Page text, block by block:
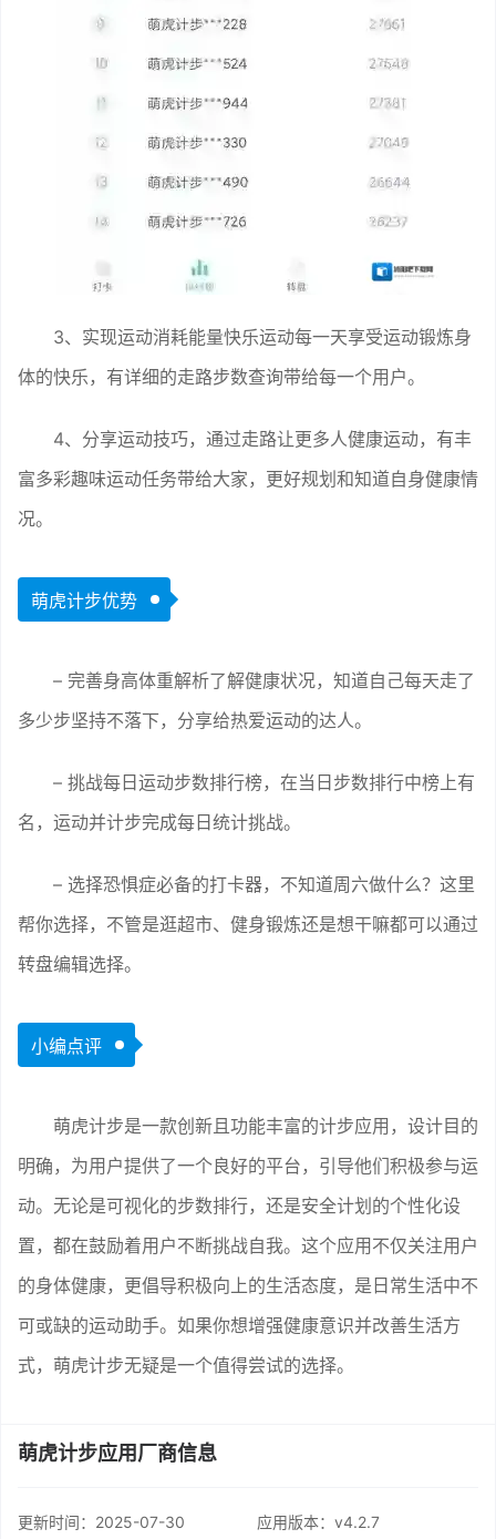
3、实现运动消耗能量快乐运动每一天享受运动锻炼身
体的快乐，有详细的走路步数查询带给每一个用户。
4、分享运动技巧，通过走路让更多人健康运动，有丰
富多彩趣味运动任务带给大家，更好规划和知道自身健康情
况。
萌虎计步优势
– 完善身高体重解析了解健康状况，知道自己每天走了
多少步坚持不落下，分享给热爱运动的达人。
– 挑战每日运动步数排行榜，在当日步数排行中榜上有
名，运动并计步完成每日统计挑战。
– 选择恐惧症必备的打卡器，不知道周六做什么？这里
帮你选择，不管是逛超市、健身锻炼还是想干嘛都可以通过
转盘编辑选择。
小编点评
萌虎计步是一款创新且功能丰富的计步应用，设计目的
明确，为用户提供了一个良好的平台，引导他们积极参与运
动。无论是可视化的步数排行，还是安全计划的个性化设
置，都在鼓励着用户不断挑战自我。这个应用不仅关注用户
的身体健康，更倡导积极向上的生活态度，是日常生活中不
可或缺的运动助手。如果你想增强健康意识并改善生活方
式，萌虎计步无疑是一个值得尝试的选择。
萌虎计步应用厂商信息
更新时间： 2025-07-30 应用版本：v4.2.7